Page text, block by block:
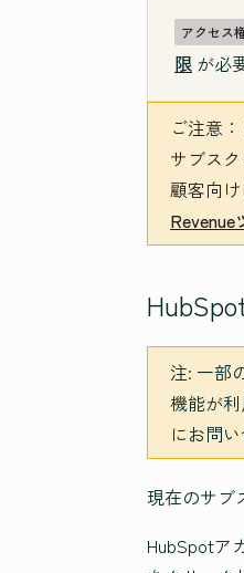
アクセス
限 が必
ご注意：
サブス
顧客向
Revenue
注: 一部
機能が
にお問
現在のサブ
HubSpotア